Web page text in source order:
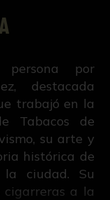
por
destacada
trabajó en la
Tabacos de
su arte y
histórica de
la ciudad. Su
cigarreras a la